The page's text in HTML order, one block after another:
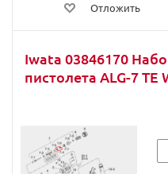
Отложить
Iwata 03846170
пистолета ALG-7 TE